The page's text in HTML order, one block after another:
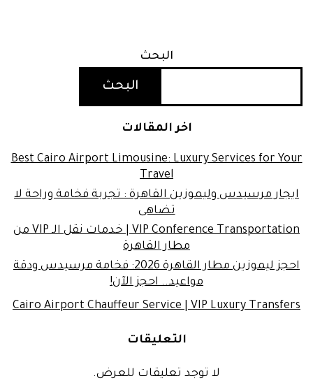
البحث
البحث
اخر المقالات
Best Cairo Airport Limousine: Luxury Services for Your
Travel
ايجار مرسيدس وليموزين القاهرة : تجربة فخامة وراحة لا
تضاهى
VIP Conference Transportation | خدمات نقل الـ VIP من
مطار القاهرة
احجز ليموزين مطار القاهرة 2026: فخامة مرسيدس ودقة
مواعيد.. احجز الآن!
Cairo Airport Chauffeur Service | VIP Luxury Transfers
التعليقات
لا توجد تعليقات للعرض.